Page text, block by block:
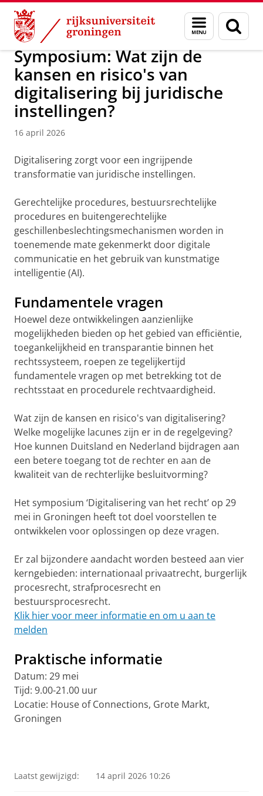
Skip
Content
Skip
Navigation
Menu
en
zoeken
Over ons Nieuwsarchief
Symposium: Wat zijn de
kansen en risico's van
digitalisering bij juridische
instellingen?
16 april 2026
Digitalisering zorgt voor een ingrijpende
transformatie van juridische instellingen.
Gerechtelijke procedures, bestuursrechtelijke
procedures en buitengerechtelijke
geschillenbeslechtingsmechanismen worden in
toenemende mate gekenmerkt door digitale
communicatie en het gebruik van kunstmatige
intelligentie (AI).
Fundamentele vragen
Hoewel deze ontwikkelingen aanzienlijke
mogelijkheden bieden op het gebied van efficiëntie,
toegankelijkheid en transparantie binnen het
rechtssysteem, roepen ze tegelijkertijd
fundamentele vragen op met betrekking tot de
rechtsstaat en procedurele rechtvaardigheid.
Wat zijn de kansen en risico's van digitalisering?
Welke mogelijke lacunes zijn er in de regelgeving?
Hoe kunnen Duitsland en Nederland bijdragen aan
een betere toegang tot de rechter en aan de
kwaliteit van de rechterlijke besluitvorming?
Het symposium ‘Digitalisering van het recht’ op 29
mei in Groningen heeft tot doel voorstellen te
ontwikkelen voor oplossingen op deze vragen.
Er zal bijzondere aandacht worden besteed aan vier
kerngebieden: internationaal privaatrecht, burgerlijk
procesrecht, strafprocesrecht en
bestuursprocesrecht.
Klik hier voor meer informatie en om u aan te
melden
Praktische informatie
Datum: 29 mei
Tijd: 9.00-21.00 uur
Locatie: House of Connections, Grote Markt,
Groningen
Laatst gewijzigd: 14 april 2026 10:26